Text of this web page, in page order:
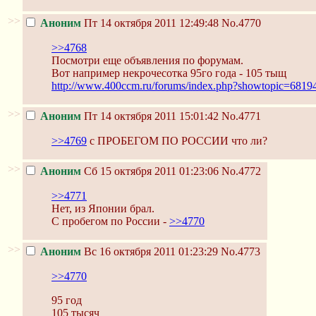
>> Аноним Пт 14 октября 2011 12:49:48 No.4770
>>4768
Посмотри еще объявления по форумам.
Вот например некрочесотка 95го года - 105 тыщ
http://www.400ccm.ru/forums/
>> Аноним Пт 14 октября 2011 15:01:42 No.4771
>>4769 с ПРОБЕГОМ ПО РОССИИ что ли?
>> Аноним Сб 15 октября 2011 01:23:06 No.4772
>>4771
Нет, из Японии брал.
С пробегом по России - >>4770
>> Аноним Вс 16 октября 2011 01:23:29 No.4773
>>4770
95 год
105 тысяч